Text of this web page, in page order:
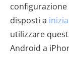
configurazione
disposti a
utilizzare
Android a